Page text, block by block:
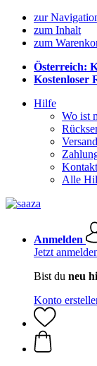
zur
zum Inhalt
zum
Österreich:
Kostenloser
Hilfe
Wo ist
Kontakt
Alle
Anmelden
Jetzt
Bist du neu
Konto